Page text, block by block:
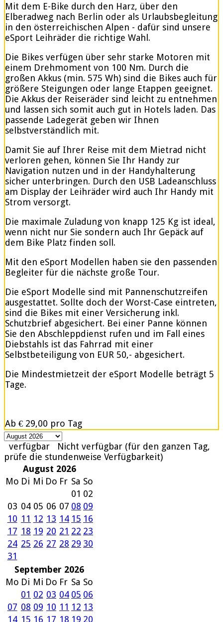
Mit dem E-Bike durch den Harz, über den
Elberadweg nach Berlin oder als Urlaubsbegleitung
in den österreichischen Alpen - dafür sind unsere
eSport Leihräder die richtige Wahl.
Die Bikes verfügen über sehr starke Motoren mit
einem Drehmoment von 100 Nm. Durch die
großen Akkus (min. 575 Wh) sind die Bikes auch für
größere Steigungen oder lange Etappen geeignet.
Die Akkus der Reiseräder sind leicht zu entnehmen
und lassen sich somit auch gut in Hotels laden. Das
passende Ladegerät geben wir Ihnen
selbstverständlich mit.
Damit Sie auf Ihrer Reise mit dem Mietrad nicht
verloren gehen, können Sie Ihr Handy zur
Navigation nutzen und in der Handyhalterung
sicher unterbringen. Durch den USB Ladeanschluss
am Display der Leihräder wird auch Ihr Handy mit
Strom versorgt.
Die maximale Zuladung von knapp 125 Kg ist ideal,
wenn nicht nur Sie sondern auch Ihr Gepäck auf
dem Bike Platz finden soll.
Mit den eSport Modellen haben sie den passenden
Begleiter für die nächste große Tour.
Die eSport Modelle sind mit Pannenschutzreifen
ausgestattet. Sollte doch der Worst-Case eintreten,
sind die Bikes mit einer Versicherung inkl.
Schutzbrief abgesichert. Bei einer Panne können
Sie den Abschleppdienst rufen und im Fall eines
Diebstahls ist das Fahrrad mit einer
Selbstbeteiligung von EUR 50,- abgesichert.
Die Mindestmietzeit der eSport Modelle beträgt 5
Tage.
Ab € 29,00 pro Tag
verfügbar
Nicht verfügbar (für den ganzen Tag,
prüfe die stundenweise Verfügbarkeit)
August 2026
Mo Di Mi Do Fr Sa So
01 02
03 04 05 06 07 08 09
10 11 12 13 14 15 16
17 18 19 20 21 22 23
24 25 26 27 28 29 30
31
September 2026
Mo Di Mi Do Fr Sa So
01 02 03 04 05 06
07 08 09 10 11 12 13
14 15 16 17 18 19 20